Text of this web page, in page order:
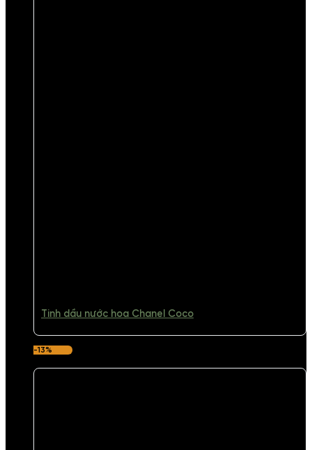
Tinh dầu nước hoa Chanel Coco
-13%